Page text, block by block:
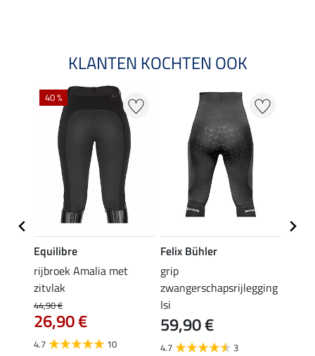
KLANTEN KOCHTEN OOK
40 %
Equilibre
rijbroek Amalia met
zitvlak
44,90 €
26,90 €
4.7 10
Felix Bühler
grip
zwangerschapsrijlegging
Isi
59,90 €
4.7 3